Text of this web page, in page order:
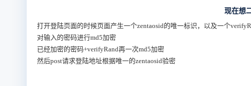
现在想
打开登陆页面的时候页面产生一个zentaosid的唯一标识，以及一个
对输入的密码进行md5加密
已经加密的密码+verifyRand再一次md5加密
然后post请求登陆地址根据唯一的zentaosid验密